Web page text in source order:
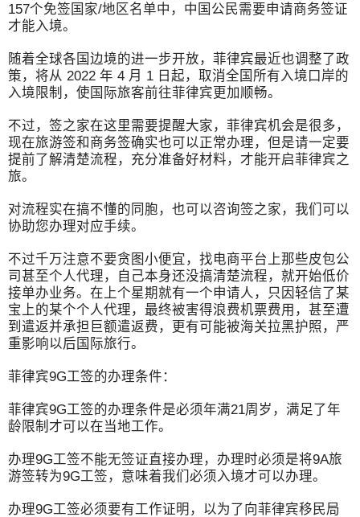
157个免签国家/地区名单中，中国公民需要申请商务签证
才能入境。
随着全球各国边境的进一步开放，菲律宾最近也调整了政
策，将从 2022 年 4 月 1 日起，取消全国所有入境口岸的
入境限制，使国际旅客前往菲律宾更加顺畅。
不过，签之家在这里需要提醒大家，菲律宾机会是很多，
现在旅游签和商务签确实也可以正常办理，但是请一定要
提前了解清楚流程，充分准备好材料，才能开启菲律宾之
旅。
对流程实在搞不懂的同胞，也可以咨询签之家，我们可以
协助您办理对应手续。
不过千万注意不要贪图小便宜，找电商平台上那些皮包公
司甚至个人代理，自己本身还没搞清楚流程，就开始低价
接单办业务。在上个星期就有一个申请人，只因轻信了某
宝上的某个个人代理，最终被害得浪费机票费用，甚至遭
到遣返并承担巨额遣返费，更有可能被海关拉黑护照，严
重影响以后国际旅行。
菲律宾9G工签的办理条件：
菲律宾9G工签的办理条件是必须年满21周岁，满足了年
龄限制才可以在当地工作。
办理9G工签不能无签证直接办理，办理时必须是将9A旅
游签转为9G工签，意味着我们必须入境才可以办理。
办理9G工签必须要有工作证明，以为了向菲律宾移民局